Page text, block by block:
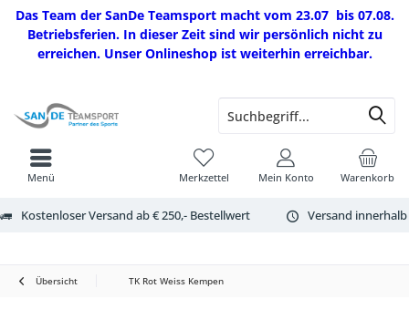
Das Team der SanDe Teamsport macht vom 23.07 bis 07.08.
Betriebsferien. In dieser Zeit sind wir persönlich nicht zu
erreichen. Unser Onlineshop ist weiterhin erreichbar.
Kostenloser Versand ab € 250,- Bestellwert Versand
Warenkorb
Merkzettel Mein Konto
Menü
Übersicht TK Rot Weiss Kempen